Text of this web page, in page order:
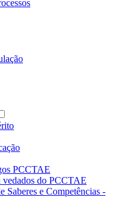
PCCTAE
vedados do PCCTAE
Saberes e Competências -